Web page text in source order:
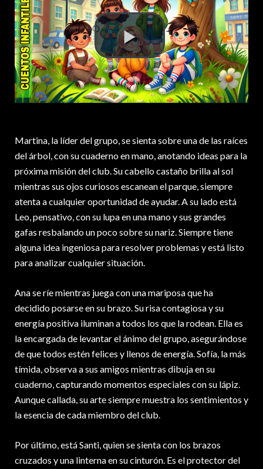
Martina, la líder del grupo, se sienta sobre una de las raíces
del árbol, con su cuaderno en mano, anotando ideas para la
próxima misión del club. Su cabello castaño brilla al sol
mientras sus ojos curiosos escanean el parque, siempre
atenta a cualquier oportunidad de ayudar. A su lado está
Leo, pensativo, con su lupa en una mano y sus grandes
gafas resbalando un poco sobre su nariz. Siempre tiene
alguna idea ingeniosa para resolver problemas y está listo
para analizar cualquier situación.
Ana se ríe mientras juega con una mariposa que ha
decidido posarse en su brazo. Su risa contagiosa y su
energía positiva iluminan a todos los que la rodean. Ella es
la encargada de levantar el ánimo del grupo, asegurándose
de que todos estén felices y llenos de energía. Sofía, la más
tímida, observa a sus amigos mientras dibuja en su
cuaderno, capturando momentos especiales con su lápiz.
Aunque callada, su arte siempre muestra los sentimientos y
la esencia de cada miembro del club.
Por último, está Santi, quien se sienta con los brazos
cruzados y una linterna en su cinturón. Es el protector del